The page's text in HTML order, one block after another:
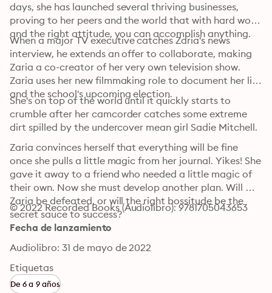
days, she has launched several thriving businesses,
proving to her peers and the world that with hard work
and the right attitude, you can accomplish anything.
When a major TV executive catches Zaria's news
interview, he extends an offer to collaborate, making
Zaria a co-creator of her very own television show.
Zaria uses her new filmmaking role to document her life
She's on top of the world until it quickly starts to
crumble after her camcorder catches some extreme
dirt spilled by the undercover mean girl Sadie Mitchell.
Zaria convinces herself that everything will be fine
once she pulls a little magic from her journal. Yikes! She
gave it away to a friend who needed a little magic of
their own. Now she must develop another plan. Will
Zaria be defeated, or will the right bossitude be the
secret sauce to success?
© 2022 Recorded Books (Audiolibro): 9781705043653
Fecha de lanzamiento
Audiolibro: 31 de mayo de 2022
Etiquetas
De 6 a 9 años